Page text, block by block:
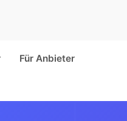
Für Anbieter